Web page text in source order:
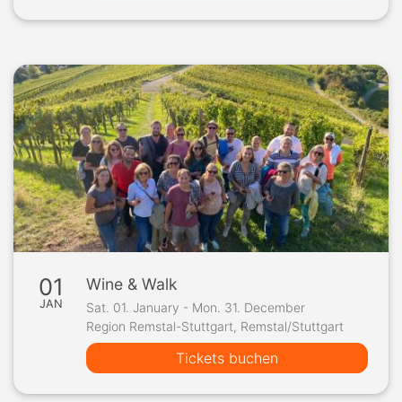
01
JAN
Wine & Walk
Sat. 01. January - Mon. 31. December
Region Remstal-Stuttgart, Remstal/Stuttgart
Tickets buchen